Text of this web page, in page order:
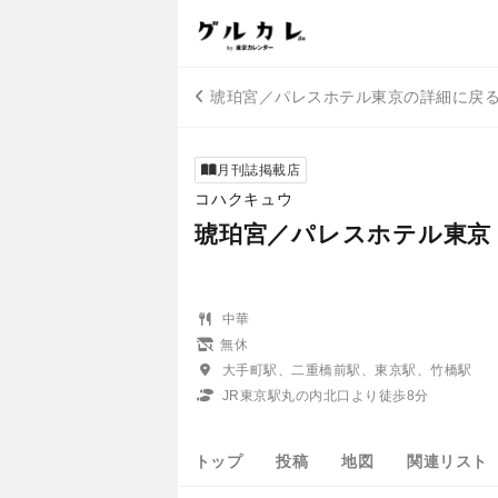
琥珀宮／パレスホテル東京の詳細に戻る
月刊誌掲載店
コハクキュウ
琥珀宮／パレスホテル東京
中華
無休
大手町駅、二重橋前駅、東京駅、竹橋駅
JR東京駅丸の内北口より徒歩8分
トップ 投稿 地図 関連リスト